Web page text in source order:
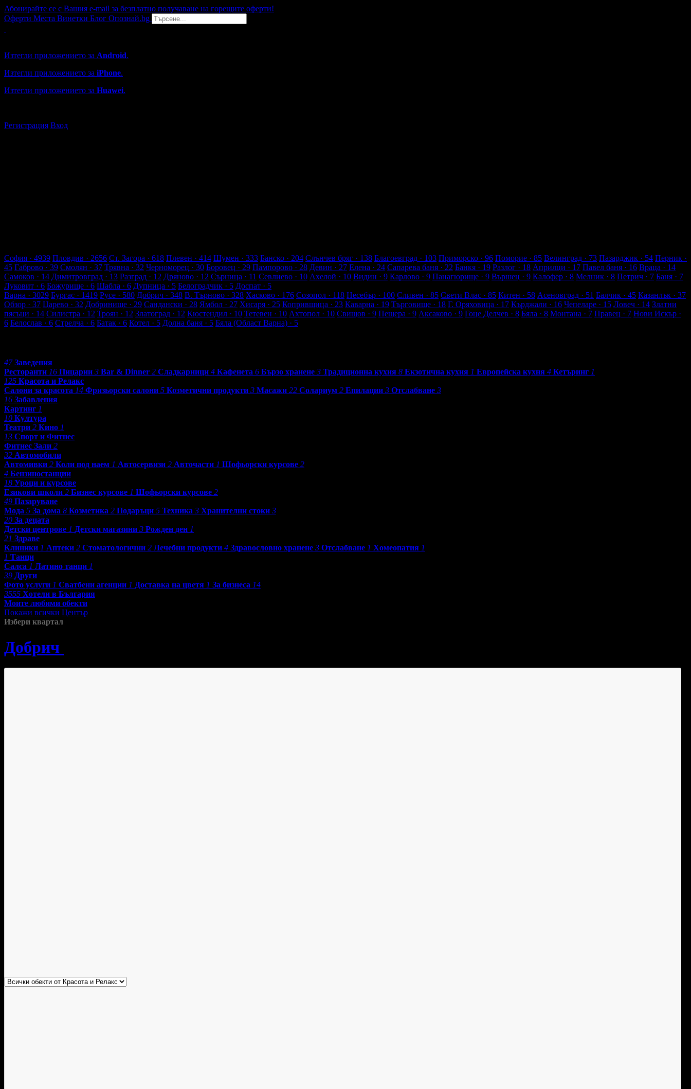
Абонирайте се с Вашия e-mail за безплатно получаване на горещите оферти!
Оферти Места Винетки Блог Опознай.bg
Изтегли приложението за Android.
Изтегли приложението за iPhone.
Изтегли приложението за Huawei.
Регистрация Вход
София · 4939 Пловдив · 2656 Ст. Загора · 618 Плевен · 414 Шумен · 333 Банско · 204 Слънчев бряг · 138 Благоевград · 103 Приморско · 96 Поморие · 85 Велинград · 73 Пазарджик · 54 Перник ·
45 Габрово · 39 Смолян · 37 Трявна · 32 Черноморец · 30 Боровец · 29 Пампорово · 28 Девин · 27 Елена · 24 Сапарева баня · 22 Банкя · 19 Разлог · 18 Априлци · 17 Павел баня · 16 Враца · 14
Самоков · 14 Димитровград · 13 Разград · 12 Дряново · 12 Сърница · 11 Севлиево · 10 Ахелой · 10 Видин · 9 Карлово · 9 Панагюрище · 9 Вършец · 9 Калофер · 8 Мелник · 8 Петрич · 7 Баня · 7
Луковит · 6 Божурище · 6 Шабла · 6 Дупница · 5 Белоградчик · 5 Доспат · 5
Варна · 3029 Бургас · 1419 Русе · 580 Добрич · 348 В. Търново · 328 Хасково · 176 Созопол · 118 Несебър · 100 Сливен · 85 Свети Влас · 85 Китен · 58 Асеновград · 51 Балчик · 45 Казанлък · 37
Обзор · 37 Царево · 32 Добринище · 29 Сандански · 28 Ямбол · 27 Хисаря · 25 Копривщица · 23 Каварна · 19 Търговище · 18 Г. Оряховица · 17 Кърджали · 16 Чепеларе · 15 Ловеч · 14 Златни
пясъци · 14 Силистра · 12 Троян · 12 Златоград · 12 Кюстендил · 10 Тетевен · 10 Ахтопол · 10 Свищов · 9 Пещера · 9 Аксаково · 9 Гоце Делчев · 8 Бяла · 8 Монтана · 7 Правец · 7 Нови Искър ·
6 Белослав · 6 Стрелча · 6 Батак · 6 Котел · 5 Долна баня · 5 Бяла (Област Варна) · 5
47 Заведения
Ресторанти 16 Пицарии 3 Bar & Dinner 2 Сладкарници 4 Кафенета 6 Бързо хранене 3 Традиционна кухня 8 Екзотична кухня 1 Европейска кухня 4 Кетъринг 1
125 Красота и Релакс
Салони за красота 14 Фризьорски салони 5 Козметични продукти 3 Масажи 22 Солариум 2 Епилации 3 Отслабване 3
16 Забавления
Картинг 1
10 Култура
Театри 2 Кино 1
13 Спорт и Фитнес
Фитнес Зали 2
32 Автомобили
Автомивки 2 Коли под наем 1 Автосервизи 2 Авточасти 1 Шофьорски курсове 2
4 Бензиностанции
18 Уроци и курсове
Езикови школи 2 Бизнес курсове 1 Шофьорски курсове 2
49 Пазаруване
Мода 5 За дома 8 Козметика 2 Подаръци 5 Техника 3 Хранителни стоки 3
20 За децата
Детски центрове 1 Детски магазини 3 Рожден ден 1
21 Здраве
Клиники 1 Аптеки 2 Стоматологични 2 Лечебни продукти 4 Здравословно хранене 3 Отслабване 1 Хомеопатия 1
1 Танци
Салса 1 Латино танци 1
39 Други
Фото услуги 1 Сватбени агенции 1 Доставка на цветя 1 За бизнеса 14
3555 Хотели в България
Моите любими обекти
Покажи всички Център
Избери квартал
Добрич